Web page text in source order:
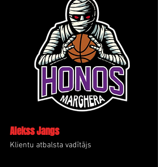
Alekss Jangs
Klientu atbalsta vadītājs